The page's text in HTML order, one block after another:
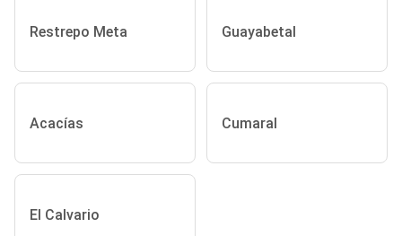
Restrepo Meta Guayabetal
Acacías Cumaral
El Calvario